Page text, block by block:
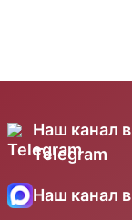
Наш канал в
Telegram
Наш канал